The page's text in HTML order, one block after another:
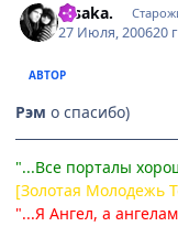
.Osakа.
27 Июля, 200620 г
АВТОР
Рэм о спасибо)
"...Все порталы
[Золотая Молодежь
"...Я Ангел, а